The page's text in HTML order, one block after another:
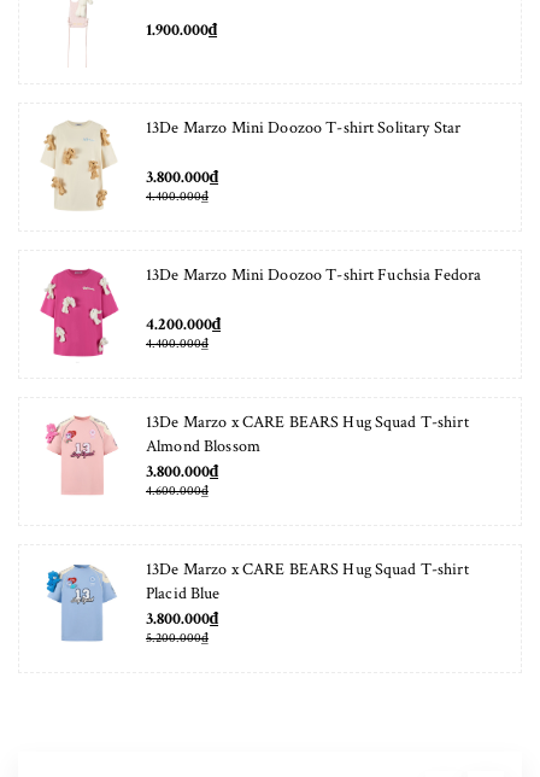
1.900.000₫
13De Marzo Mini Doozoo T-shirt Solitary Star
3.800.000₫
4.400.000₫
13De Marzo Mini Doozoo T-shirt Fuchsia Fedora
4.200.000₫
4.400.000₫
13De Marzo x CARE BEARS Hug Squad T-shirt
Almond Blossom
3.800.000₫
4.600.000₫
13De Marzo x CARE BEARS Hug Squad T-shirt
Placid Blue
3.800.000₫
5.200.000₫